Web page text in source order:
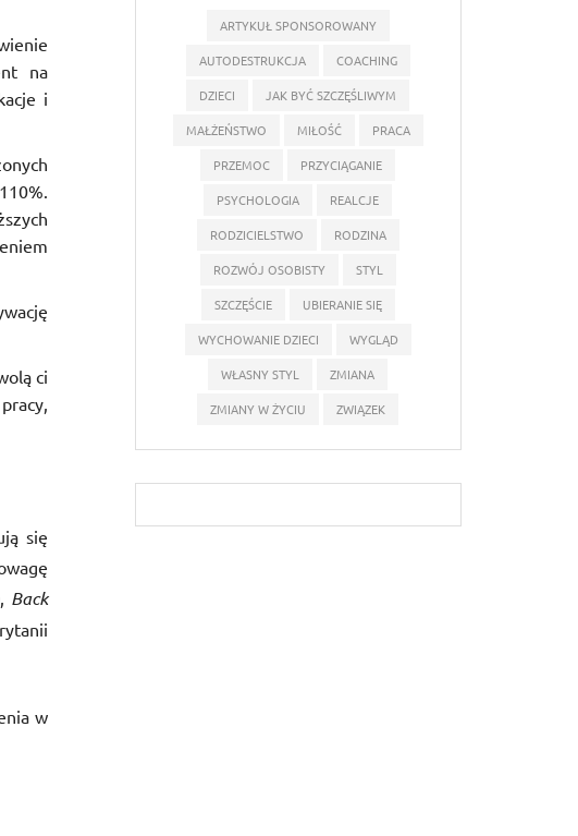
na
i
ci
się
, Back
w
ARTYKUŁ SPONSOROWANY
AUTODESTRUKCJA
COACHING
DZIECI
JAK BYĆ SZCZĘŚLIWYM
MAŁŻEŃSTWO
MIŁOŚĆ
PRACA
PRZEMOC
PRZYCIĄGANIE
PSYCHOLOGIA
REALCJE
RODZICIELSTWO
RODZINA
ROZWÓJ OSOBISTY
STYL
SZCZĘŚCIE
UBIERANIE SIĘ
WYCHOWANIE DZIECI
WYGLĄD
WŁASNY STYL
ZMIANA
ZMIANY W ŻYCIU
ZWIĄZEK